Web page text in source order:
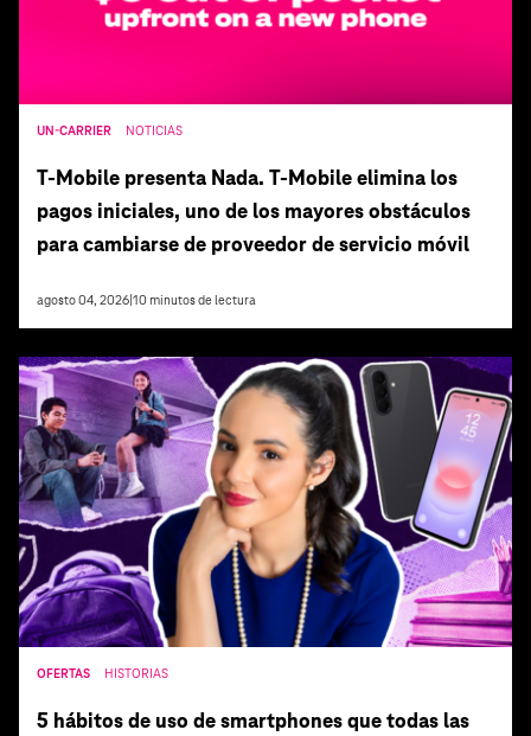
UN-CARRIER NOTICIAS
T‑Mobile presenta Nada. T‑Mobile elimina los
pagos iniciales, uno de los mayores obstáculos
para cambiarse de proveedor de servicio móvil
agosto 04, 2026 10 minutos de lectura
OFERTAS HISTORIAS
5 hábitos de uso de smartphones que todas las